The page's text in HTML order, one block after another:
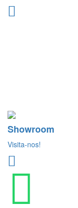
Showroom
Visita-nos!